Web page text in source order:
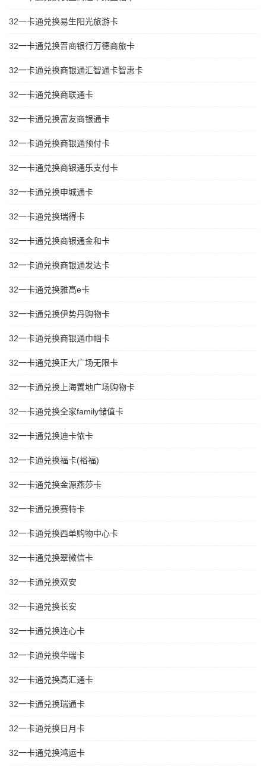
32一卡通兑换易生阳光旅游卡
32一卡通兑换晋商银行万德商旅卡
32一卡通兑换商银通汇智通卡智惠卡
32一卡通兑换商联通卡
32一卡通兑换富友商银通卡
32一卡通兑换商银通预付卡
32一卡通兑换商银通乐支付卡
32一卡通兑换申城通卡
32一卡通兑换瑞得卡
32一卡通兑换商银通金和卡
32一卡通兑换商银通发达卡
32一卡通兑换雅高e卡
32一卡通兑换伊势丹购物卡
32一卡通兑换商银通巾帼卡
32一卡通兑换正大广场无限卡
32一卡通兑换上海置地广场购物卡
32一卡通兑换全家family储值卡
32一卡通兑换迪卡侬卡
32一卡通兑换福卡(裕福)
32一卡通兑换金源燕莎卡
32一卡通兑换赛特卡
32一卡通兑换西单购物中心卡
32一卡通兑换翠微信卡
32一卡通兑换双安
32一卡通兑换长安
32一卡通兑换连心卡
32一卡通兑换华瑞卡
32一卡通兑换高汇通卡
32一卡通兑换瑞通卡
32一卡通兑换日月卡
32一卡通兑换鸿运卡